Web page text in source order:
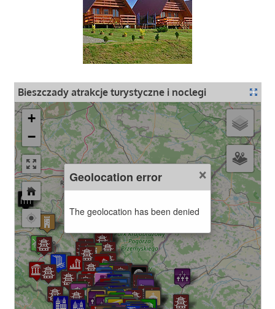
Bieszczady atrakcje turystyczne i noclegi
+
−
×
Geolocation error
The geolocation has been denied